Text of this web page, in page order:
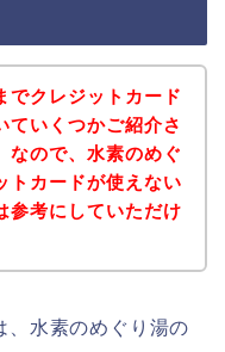
でクレジットカード
ていくつかご紹介さ
なので、水素のめぐ
トカードが使えない
参考にしていただけ
、水素のめぐり湯の